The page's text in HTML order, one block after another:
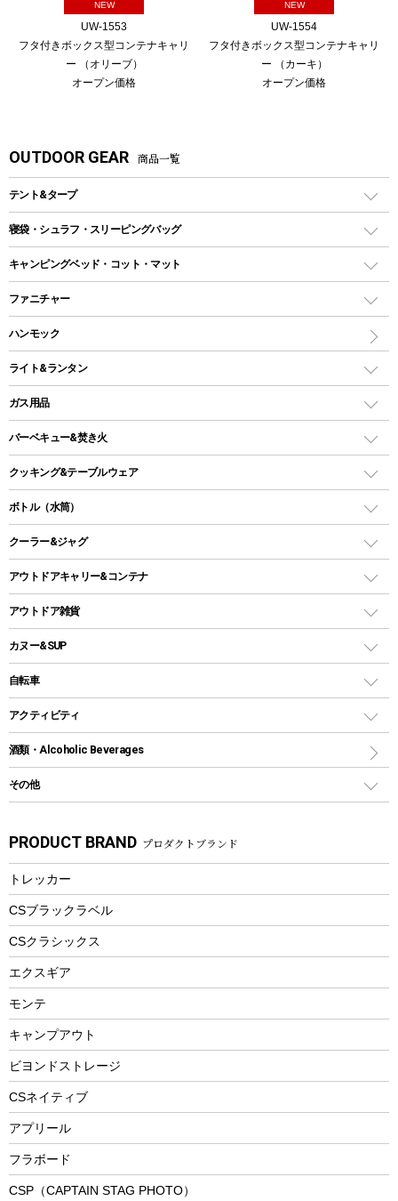
NEW
UW-1553
フタ付きボックス型コンテナキャリ
ー （オリーブ）
オープン価格
NEW
UW-1554
フタ付きボックス型コンテナキャリ
ー （カーキ）
オープン価格
OUTDOOR GEAR 商品一覧
テント&タープ
テント
ツールームテント
ワンポールテント
シェルターテント
ロッジ型・オリジナルテント
タープ
スクエアタープ（レクタタープ）
メッシュタープ
自立式タープ
パラソル
テントアクセサリー
ペグ
グランドシート
ガイドロープ
ツール
寝袋・シュラフ・スリーピングバッグ
レクタングラー型（封筒型）シュラフ
インナーシュラフ
キャンピングベッド・コット・マット
キャンピングベッド・コット
インフレータブルマット
ファニチャー
アウトドアテーブル
レジャーシート
ハンモック
ライト&ランタン
LEDランタン
ガスランタン
オイルランタン
LEDライト
ヘッドライト
キャンドル
ガス用品
ガスバーナー
ガス缶
ガストーチ、ライター
バーベキュー&焚き火
バーベキューコンロ、グリル
焚き火台タイプ（ロースタイル）グリル
卓上タイプグリル
パーティータイプグリル
鉄板、アミ
焚き火台&ストーブ
火起こし
バーベキューツール
クッキング&テーブルウェア
ダッチオーブン
ホットサンドメーカー
クッカーセット
シェラカップ
クッキングツール
ナイフ
カトラリー
マグカップ、カップ
ステンレスボトル
フードボトル
トレー
ランチョンマット
ランチボックス
ボトル（水筒）
ステンレスボトル
コップ付きタイプ
ワンタッチタイプ
プラスチックボトル
ディズニーボトル
クーラー&ジャグ
クーラーボックス
クーラーバッグ
ウォータージャグ
保冷剤
アウトドアキャリー&コンテナ
アウトドアキャリー
アウトドア雑貨
バックパック&バッグ
リュック、バックパック
トートバッグ、サコッシュ
ショッピングキャリー
その他アウトドア雑貨
スプレー関係
ツール、他
カヌー&SUP
インフレータブル
カヤック
パドル
ヘルメット
エアーポンプ
アクセサリー
自転車
折りたたみ自転車
スポーツサイクル
シティサイクル
自転車ウェア
アクティビティ
マリン
ラッシュガード
パラソル
フローティングベスト
ヘルメット
エアーポンプ
ビーチテント
ウィンター
スノーシュー
防寒ウェア
トレッキング
トレッキングアクセサリー
プレイグッズ
酒類・Alcoholic Beverages
その他
湯たんぽ
防災用品
PRODUCT BRAND プロダクトブランド
トレッカー
CSブラックラベル
CSクラシックス
エクスギア
モンテ
キャンプアウト
ビヨンドストレージ
CSネイティブ
アプリール
フラボード
CSP（CAPTAIN STAG PHOTO）